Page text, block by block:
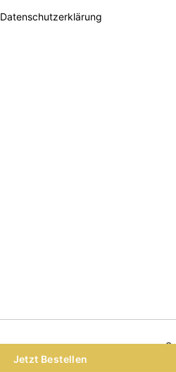
Jetzt Bestellen
Datenschutzerklärung